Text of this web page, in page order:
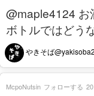
@maple4124 お
ボトルではどう
やきそば
McpoNutsin フォローする